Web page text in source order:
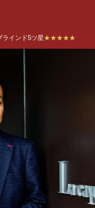
ラインド5ツ星★★★★★